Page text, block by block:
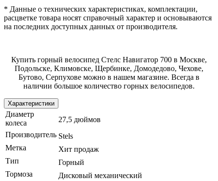
* Данные о технических характеристиках, комплектации,
расцветке товара носят справочный характер и основываются
на последних доступных данных от производителя.
Купить горный велосипед Стелс Навигатор 700 в Москве,
Подольске, Климовске, Щербинке, Домодедово, Чехове,
Бутово, Серпухове можно в нашем магазине. Всегда в
наличии большое количество горных велосипедов.
Характеристики
Диаметр
колеса
27,5 дюймов
Производитель Stels
Метка
Хит продаж
Тип
Горный
Тормоза
Дисковый механический